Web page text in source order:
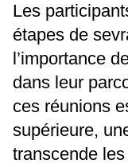
Les
étapes de
l’importance
dans leur
ces réunions
supérieure,
transcende